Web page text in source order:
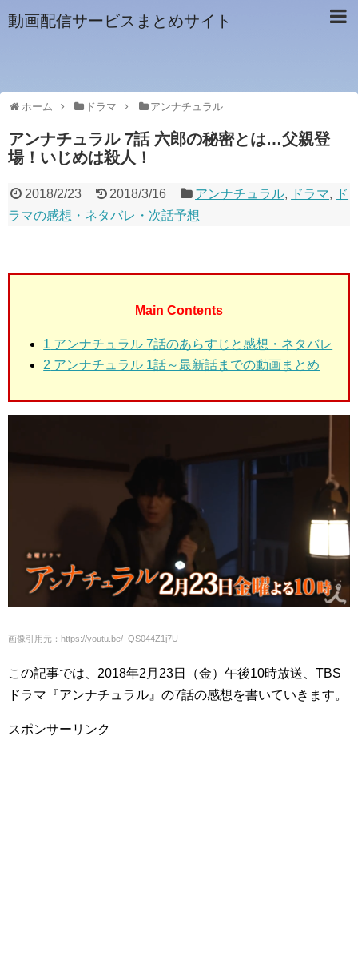
動画配信サービスまとめサイト
ホーム ドラマ アンナチュラル
アンナチュラル 7話 六郎の秘密とは…父親登
場！いじめは殺人！
2018/2/23 2018/3/16 アンナチュラル, ドラマ, ド
ラマの感想・ネタバレ・次話予想
Main Contents
1 アンナチュラル 7話のあらすじと感想・ネタバレ
2 アンナチュラル 1話～最新話までの動画まとめ
画像引用元：https://youtu.be/_QS044Z1j7U
この記事では、2018年2月23日（金）午後10時放送、TBS
ドラマ『アンナチュラル』の7話の感想を書いていきます。
スポンサーリンク